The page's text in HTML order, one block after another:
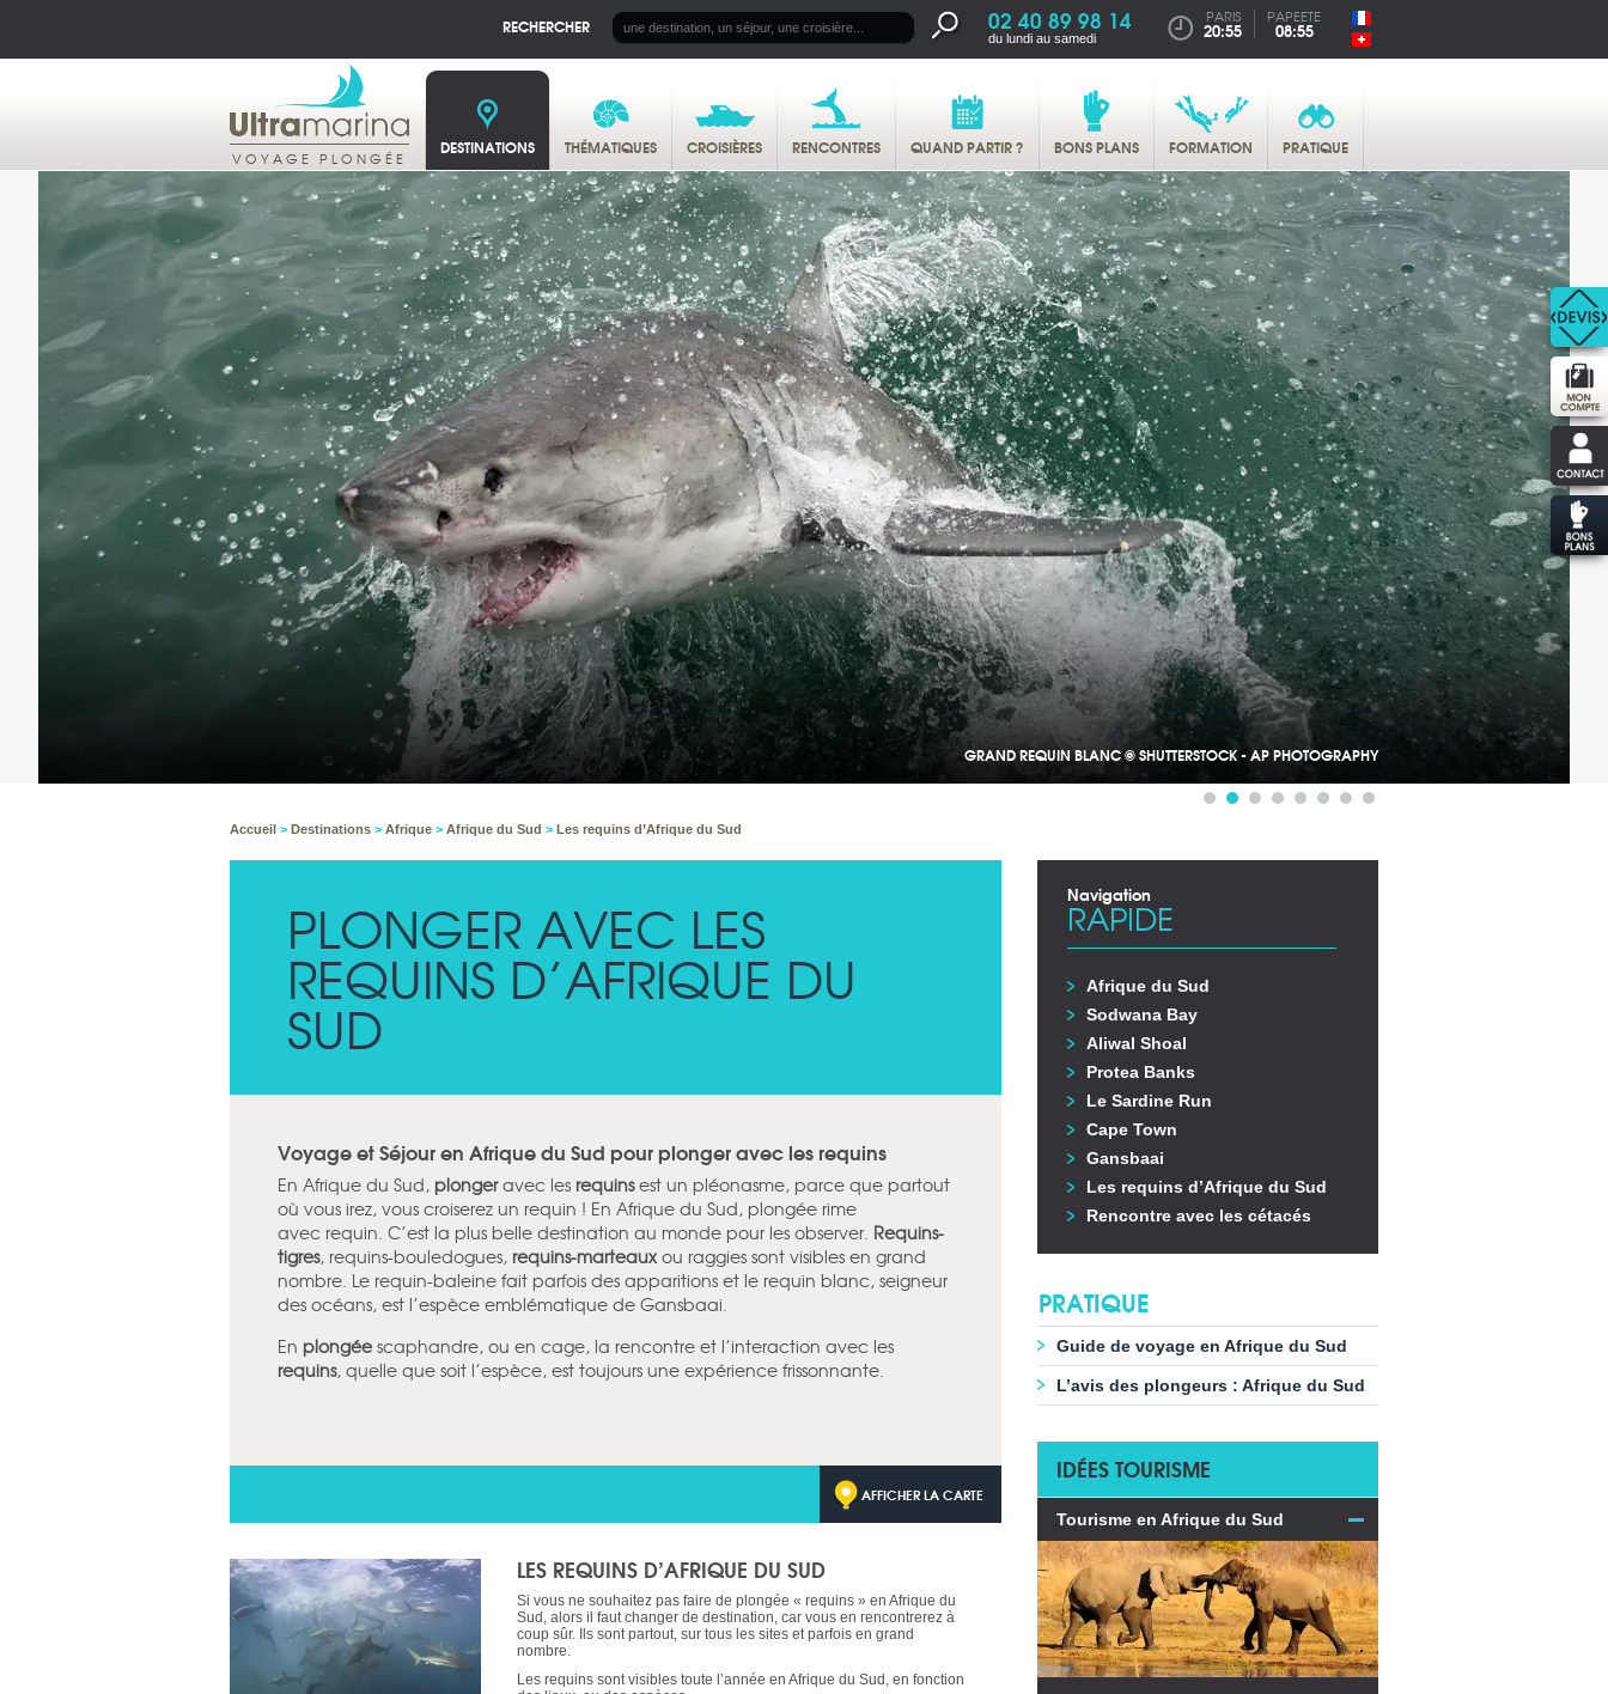
RECHERCHER 02 40 89 98 14
du lundi au samedi
PARIS
20:55
PAPEETE
08:55
VOYAGE PLONGÉE DESTINATIONS THÉMATIQUES CROISIÈRES RENCONTRES QUAND PARTIR ? BONS PLANS FORMATION PRATIQUE
GRAND REQUIN BLANC © SHUTTERSTOCK - AP PHOTOGRAPHY
Accueil > Destinations > Afrique > Afrique du Sud > Les requins d’Afrique du Sud
PLONGER AVEC LES
REQUINS D’AFRIQUE DU
SUD
Voyage et Séjour en Afrique du Sud pour plonger avec les requins
En Afrique du Sud, plongeravec les requinsest un pléonasme, parce que partout
où vous irez, vous croiserez un requin ! En Afrique du Sud, plongée rime
avec requin. C’est la plus belle destination au monde pour les observer. Requins-
tigres, requins-bouledogues, requins-marteaux ou raggies sont visibles en grand
nombre. Le requin-baleine fait parfois des apparitions et le requin blanc, seigneur
des océans, est l’espèce emblématique de Gansbaai.
En plongée scaphandre, ou en cage, la rencontre et l’interaction avec les
requins, quelle que soit l’espèce, est toujours une expérience frissonnante.
AFFICHER LA CARTE
LES REQUINS D’AFRIQUE DU SUD
Si vous ne souhaitez pas faire de plongée « requins » en Afrique du
Sud, alors il faut changer de destination, car vous en rencontrerez à
coup sûr. Ils sont partout, sur tous les sites et parfois en grand
nombre.
Les requins sont visibles toute l’année en Afrique du Sud, en fonction
Navigation
RAPIDE
Afrique du Sud
Sodwana Bay
Aliwal Shoal
Protea Banks
Le Sardine Run
Cape Town
Gansbaai
Les requins d’Afrique du Sud
Rencontre avec les cétacés
PRATIQUE
Guide de voyage en Afrique du Sud
L’avis des plongeurs : Afrique du Sud
IDÉES TOURISME
Tourisme en Afrique du Sud